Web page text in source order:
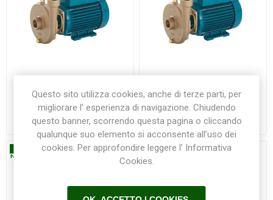
Pompa BCM 22/A 0,55 kW
Calpeda
€780,00
Pompa BCM 22/A/B 0,55
kW Calpeda
€895,00
Questo sito utilizza cookies, anche di terze parti, per
migliorare l’ esperienza di navigazione. Chiudendo
questo banner, scorrendo questa pagina o cliccando
qualunque suo elemento si acconsente all’uso dei
cookies. Per approfondire leggere l’ Informativa
Cookies.